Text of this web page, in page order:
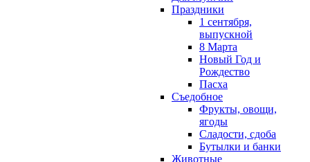
Праздники
1 сентября,
выпускной
8 Марта
Новый Год и
Рождество
Пасха
Съедобное
Фрукты, овощи,
ягоды
Сладости, сдоба
Бутылки и банки
Животные